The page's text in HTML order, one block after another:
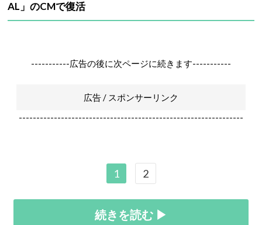
AL」のCMで復活
-----------広告の後に次ページに続きます-----------
広告 / スポンサーリンク
----------------------------------------------------------------
1 2
続きを読む ▶